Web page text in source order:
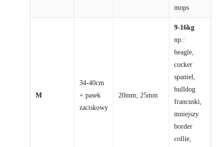
mops
M
34-40cm
+ pasek
zaciskowy
20mm; 25mm
9-16kg
np.:
beagle,
cocker
spaniel,
bulldog
francuski,
mniejszy
border
collie,